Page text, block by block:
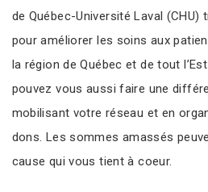
de Québec-Université Laval (CHU)
pour améliorer les soins aux
la région de Québec et de tout
pouvez vous aussi faire une
mobilisant votre réseau et en
dons. Les sommes amassés
cause qui vous tient à coeur.